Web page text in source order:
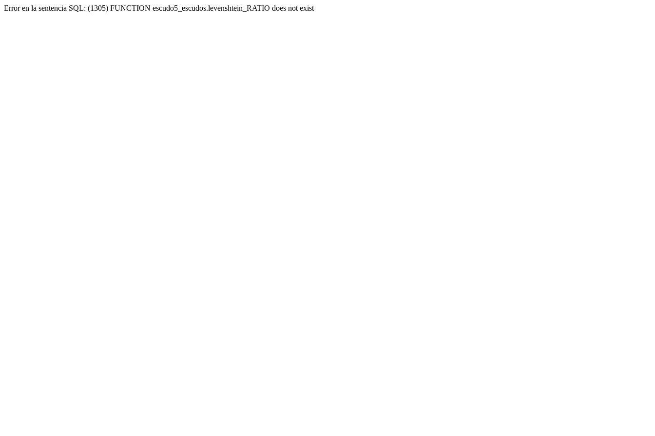
Error en la sentencia SQL: (1305) FUNCTION escudo5_escudos.levenshtein_RATIO does not exist